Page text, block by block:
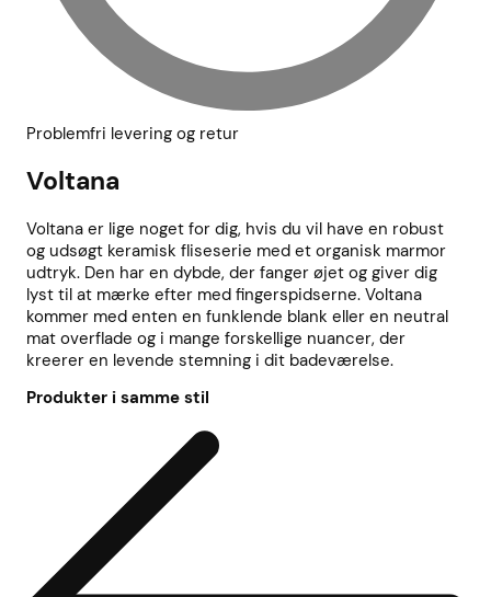
Problemfri levering og retur
Voltana
Voltana er lige noget for dig, hvis du vil have en robust
og udsøgt keramisk fliseserie med et organisk marmor
udtryk. Den har en dybde, der fanger øjet og giver dig
lyst til at mærke efter med fingerspidserne. Voltana
kommer med enten en funklende blank eller en neutral
mat overflade og i mange forskellige nuancer, der
kreerer en levende stemning i dit badeværelse.
Produkter i samme stil